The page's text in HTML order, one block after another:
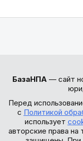
БазаНПА — сайт
Перед
с Политикой
использует
авторские права